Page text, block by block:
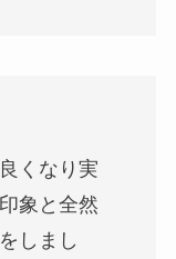
くなり実
象と全然
しまし